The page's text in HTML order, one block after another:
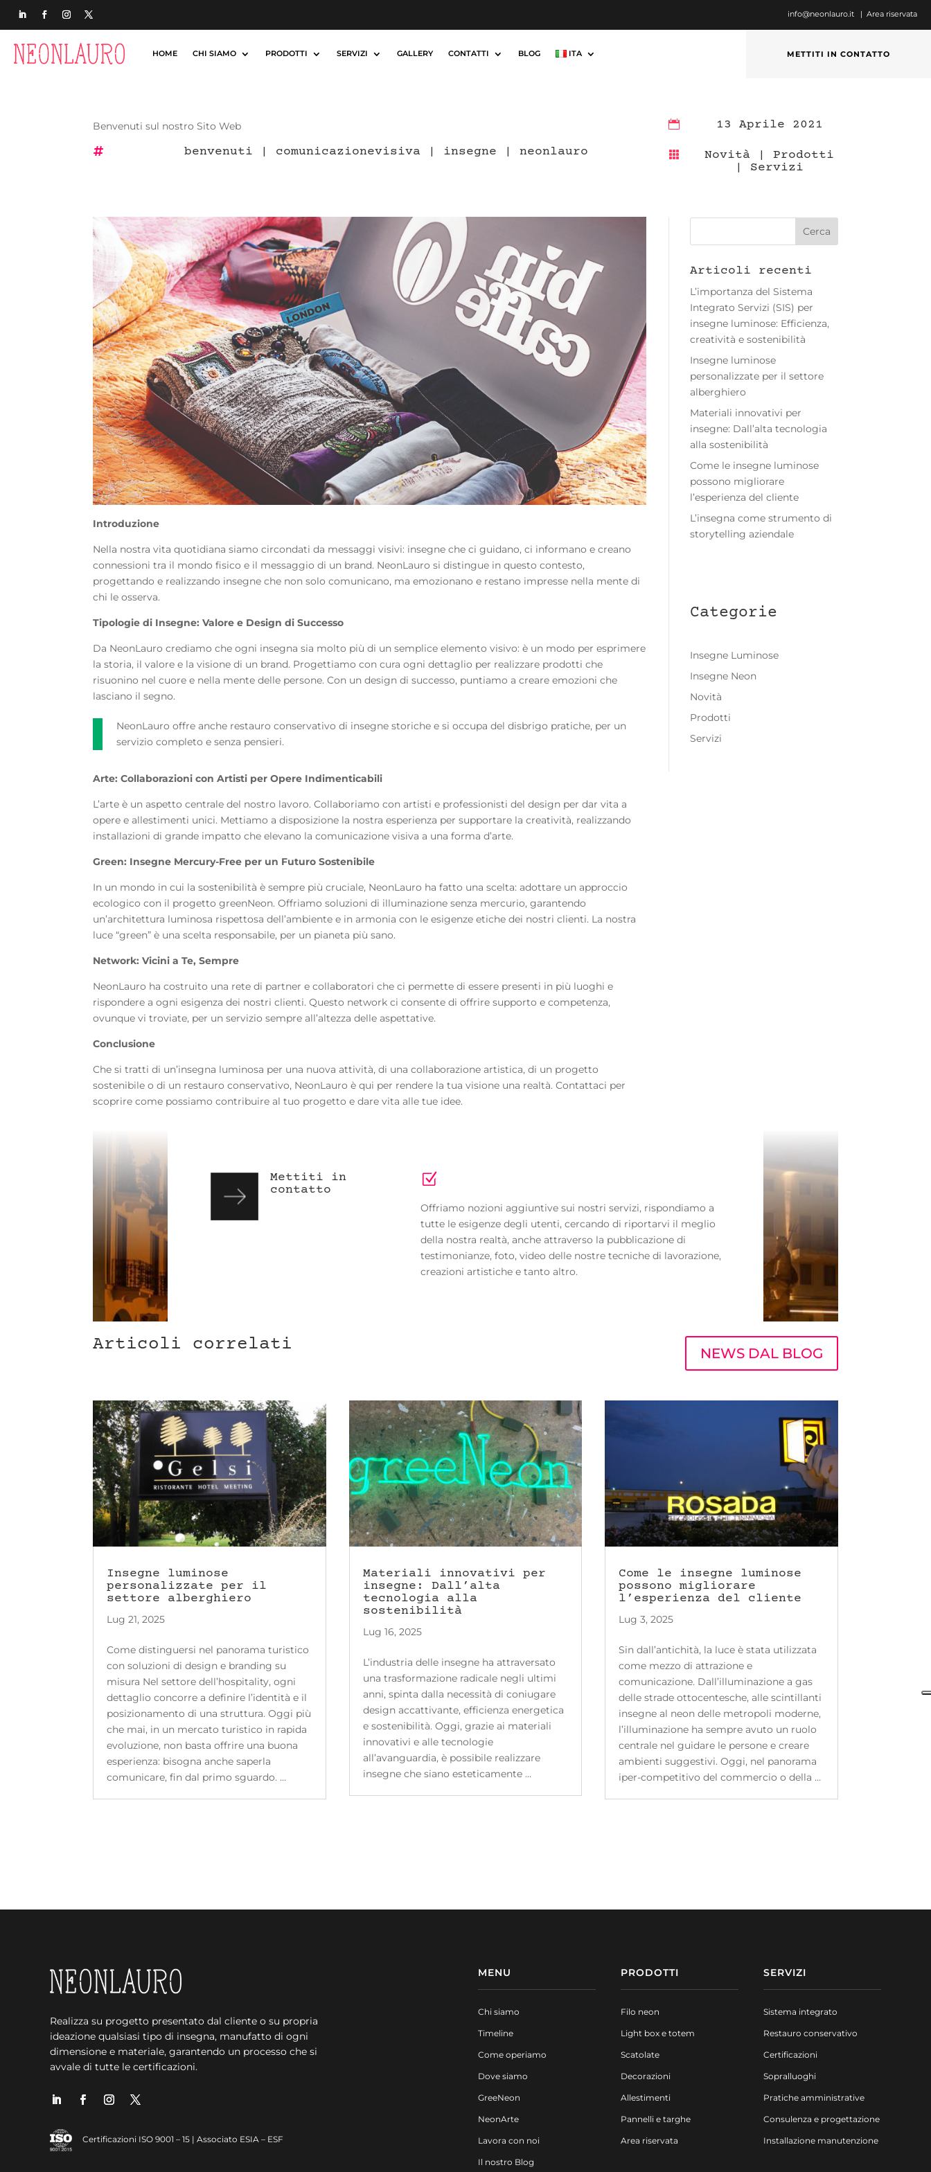
info@neonlauro.it | Area riservata
HOME CHI SIAMO PRODOTTI SERVIZI GALLERY CONTATTI BLOG ITA METTITI IN CONTATTO
Benvenuti sul nostro Sito Web
 benvenuti comunicazionevisiva insegne neonlauro
 13 Aprile 2021
 Novità |Prodotti
Servizi
Introduzione
Nella nostra vita quotidiana siamo circondati da messaggi visivi: insegne che ci guidano, ci informano e creano
connessioni tra il mondo fisico e il messaggio di un brand. NeonLauro si distingue in questo contesto,
progettando e realizzando insegne che non solo comunicano, ma emozionano e restano impresse nella mente di
chi le osserva.
Tipologie di Insegne: Valore e Design di Successo
Da NeonLauro crediamo che ogni insegna sia molto più di un semplice elemento visivo: è un modo per esprimere
la storia, il valore e la visione di un brand. Progettiamo con cura ogni dettaglio per realizzare prodotti che
risuonino nel cuore e nella mente delle persone. Con un design di successo, puntiamo a creare emozioni che
lasciano il segno.
NeonLauro offre anche restauro conservativo di insegne storiche e si occupa del disbrigo pratiche, per un
servizio completo e senza pensieri.
Arte: Collaborazioni con Artisti per Opere Indimenticabili
L’arte è un aspetto centrale del nostro lavoro. Collaboriamo con artisti e professionisti del design per dar vita a
opere e allestimenti unici. Mettiamo a disposizione la nostra esperienza per supportare la creatività, realizzando
installazioni di grande impatto che elevano la comunicazione visiva a una forma d’arte.
Green: Insegne Mercury-Free per un Futuro Sostenibile
In un mondo in cui la sostenibilità è sempre più cruciale, NeonLauro ha fatto una scelta: adottare un approccio
ecologico con il progetto greenNeon. Offriamo soluzioni di illuminazione senza mercurio, garantendo
un’architettura luminosa rispettosa dell’ambiente e in armonia con le esigenze etiche dei nostri clienti. La nostra
luce “green” è una scelta responsabile, per un pianeta più sano.
Network: Vicini a Te, Sempre
NeonLauro ha costruito una rete di partner e collaboratori che ci permette di essere presenti in più luoghi e
rispondere a ogni esigenza dei nostri clienti. Questo network ci consente di offrire supporto e competenza,
ovunque vi troviate, per un servizio sempre all’altezza delle aspettative.
Conclusione
Che si tratti di un’insegna luminosa per una nuova attività, di una collaborazione artistica, di un progetto
sostenibile o di un restauro conservativo, NeonLauro è qui per rendere la tua visione una realtà. Contattaci per
scoprire come possiamo contribuire al tuo progetto e dare vita alle tue idee.
Articoli recenti
L’importanza del Sistema
Integrato Servizi (SIS) per
insegne luminose: Efficienza,
creatività e sostenibilità
Insegne luminose
personalizzate per il settore
alberghiero
Materiali innovativi per
insegne: Dall’alta tecnologia
alla sostenibilità
Come le insegne luminose
possono migliorare
l’esperienza del cliente
L’insegna come strumento di
storytelling aziendale
Categorie
Insegne Luminose
Insegne Neon
Novità
Prodotti
Servizi
Mettiti in
contatto
Z
Offriamo nozioni aggiuntive sui nostri servizi, rispondiamo a
tutte le esigenze degli utenti, cercando di riportarvi il meglio
della nostra realtà, anche attraverso la pubblicazione di
testimonianze, foto, video delle nostre tecniche di lavorazione,
creazioni artistiche e tanto altro.
Articoli correlati NEWS DAL BLOG
Insegne luminose
personalizzate per il
settore alberghiero
Lug 21, 2025
Come distinguersi nel panorama turistico
con soluzioni di design e branding su
misura Nel settore dell’hospitality, ogni
dettaglio concorre a definire l’identità e il
posizionamento di una struttura. Oggi più
che mai, in un mercato turistico in rapida
evoluzione, non basta offrire una buona
esperienza: bisogna anche saperla
comunicare, fin dal primo sguardo. …
Materiali innovativi per
insegne: Dall’alta
tecnologia alla
sostenibilità
Lug 16, 2025
L’industria delle insegne ha attraversato
una trasformazione radicale negli ultimi
anni, spinta dalla necessità di coniugare
design accattivante, efficienza energetica
e sostenibilità. Oggi, grazie ai materiali
innovativi e alle tecnologie
all’avanguardia, è possibile realizzare
insegne che siano esteticamente …
Come le insegne luminose
possono migliorare
l’esperienza del cliente
Lug 3, 2025
Sin dall’antichità, la luce è stata utilizzata
come mezzo di attrazione e
comunicazione. Dall’illuminazione a gas
delle strade ottocentesche, alle scintillanti
insegne al neon delle metropoli moderne,
l’illuminazione ha sempre avuto un ruolo
centrale nel guidare le persone e creare
ambienti suggestivi. Oggi, nel panorama
iper-competitivo del commercio o della …
Realizza su progetto presentato dal cliente o su propria
ideazione qualsiasi tipo di insegna, manufatto di ogni
dimensione e materiale, garantendo un processo che si
avvale di tutte le certificazioni.
Certificazioni ISO 9001 – 15 | Associato ESIA – ESF
MENU
Chi siamo
Timeline
Come operiamo
Dove siamo
GreeNeon
NeonArte
Lavora con noi
Il nostro Blog
PRODOTTI
Filo neon
Light box e totem
Scatolate
Decorazioni
Allestimenti
Pannelli e targhe
Area riservata
SERVIZI
Sistema integrato
Restauro conservativo
Certificazioni
Sopralluoghi
Pratiche amministrative
Consulenza e progettazione
Installazione manutenzione